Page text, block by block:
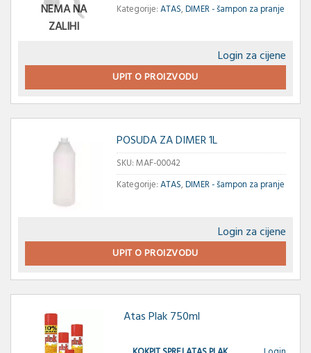
NEMA NA
ZALIHI
Kategorije:ATAS,DIMER - šampon za pranje
Login za cijene
UPIT O PROIZVODU
POSUDA ZA DIMER 1L
SKU:MAF-00042
Kategorije:ATAS,DIMER - šampon za pranje
Login za cijene
UPIT O PROIZVODU
Atas Plak 750ml